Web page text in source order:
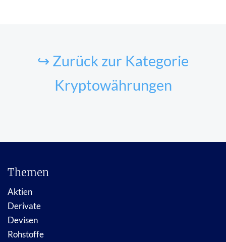
↪ Zurück zur Kategorie
Kryptowährungen
Themen
Aktien
Derivate
Devisen
Rohstoffe